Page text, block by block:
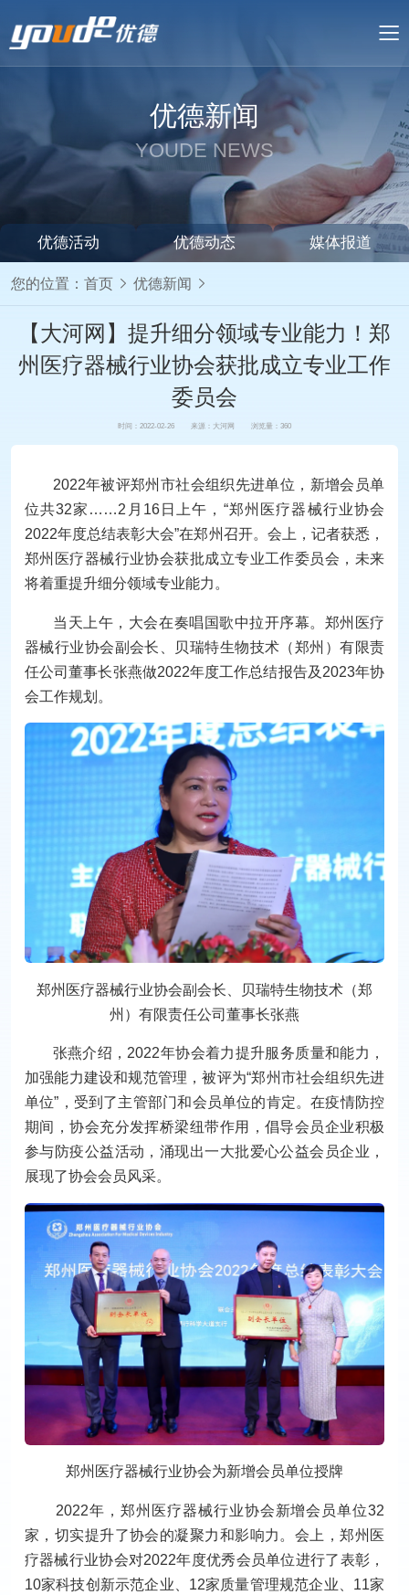
优德新闻
YOUDE NEWS
优德活动 优德动态 媒体报道
您的位置： 首页 优德新闻
【大河网】提升细分领域专业能力！郑
州医疗器械行业协会获批成立专业工作
委员会
时间：2022-02-26 来源：大河网 浏览量： 360
2022年被评郑州市社会组织先进单位，新增会员单
位共32家……2月16日上午，“郑州医疗器械行业协会
2022年度总结表彰大会”在郑州召开。会上，记者获悉，
郑州医疗器械行业协会获批成立专业工作委员会，未来
将着重提升细分领域专业能力。
当天上午，大会在奏唱国歌中拉开序幕。郑州医疗
器械行业协会副会长、贝瑞特生物技术（郑州）有限责
任公司董事长张燕做2022年度工作总结报告及2023年协
会工作规划。
郑州医疗器械行业协会副会长、贝瑞特生物技术（郑
州）有限责任公司董事长张燕
张燕介绍，2022年协会着力提升服务质量和能力，
加强能力建设和规范管理，被评为“郑州市社会组织先进
单位”，受到了主管部门和会员单位的肯定。在疫情防控
期间，协会充分发挥桥梁纽带作用，倡导会员企业积极
参与防疫公益活动，涌现出一大批爱心公益会员企业，
展现了协会会员风采。
郑州医疗器械行业协会为新增会员单位授牌
2022年，郑州医疗器械行业协会新增会员单位32
家，切实提升了协会的凝聚力和影响力。会上，郑州医
疗器械行业协会对2022年度优秀会员单位进行了表彰，
10家科技创新示范企业、12家质量管理规范企业、11家